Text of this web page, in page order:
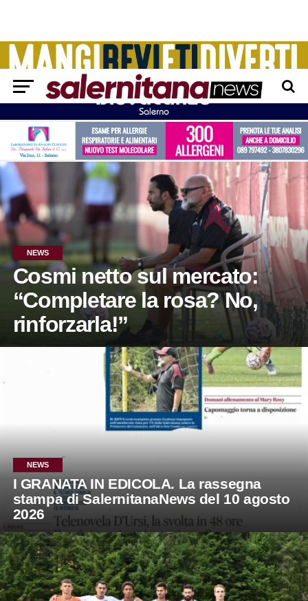
NEWS
Cosmi netto sul mercato:
“Completare la rosa? No,
rinforzarla!”
NEWS
I GRANATA IN EDICOLA. La rassegna
stampa di SalernitanaNews del 10 agosto
2026